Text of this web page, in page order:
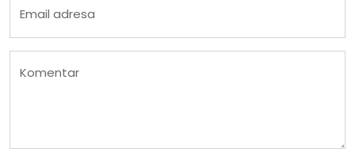
Email adresa
Komentar